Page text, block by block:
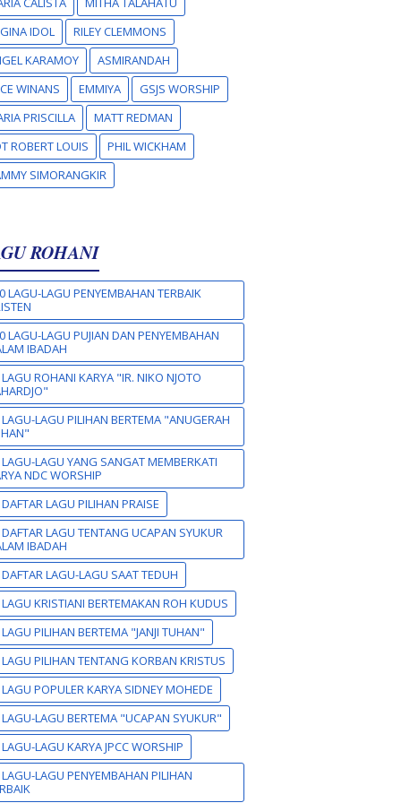
IDOL
RILEY CLEMMONS
KARAMOY
ASMIRANDAH
WINANS
EMMIYA
GSJS WORSHIP
PRISCILLA
MATT REDMAN
ROBERT LOUIS
PHIL WICKHAM
SIMORANGKIR
ROHANI
LAGU-LAGU PENYEMBAHAN TERBAIK
LAGU-LAGU PUJIAN DAN PENYEMBAHAN
IBADAH
ROHANI KARYA "IR. NIKO NJOTO
LAGU PILIHAN BERTEMA "ANUGERAH
LAGU YANG SANGAT MEMBERKATI
NDC WORSHIP
LAGU PILIHAN PRAISE
LAGU TENTANG UCAPAN SYUKUR
IBADAH
LAGU-LAGU SAAT TEDUH
KRISTIANI BERTEMAKAN ROH KUDUS
PILIHAN BERTEMA "JANJI TUHAN"
PILIHAN TENTANG KORBAN KRISTUS
POPULER KARYA SIDNEY MOHEDE
LAGU BERTEMA "UCAPAN SYUKUR"
LAGU KARYA JPCC WORSHIP
LAGU PENYEMBAHAN PILIHAN